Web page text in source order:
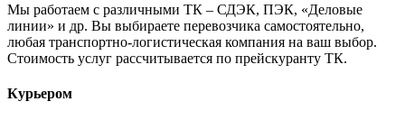
Мы работаем с различными ТК – СДЭК, ПЭК, «Деловые
линии» и др. Вы выбираете перевозчика самостоятельно,
любая транспортно-логистическая компания на ваш выбор.
Cтоимость услуг рассчитывается по прейскуранту ТК.
Курьером